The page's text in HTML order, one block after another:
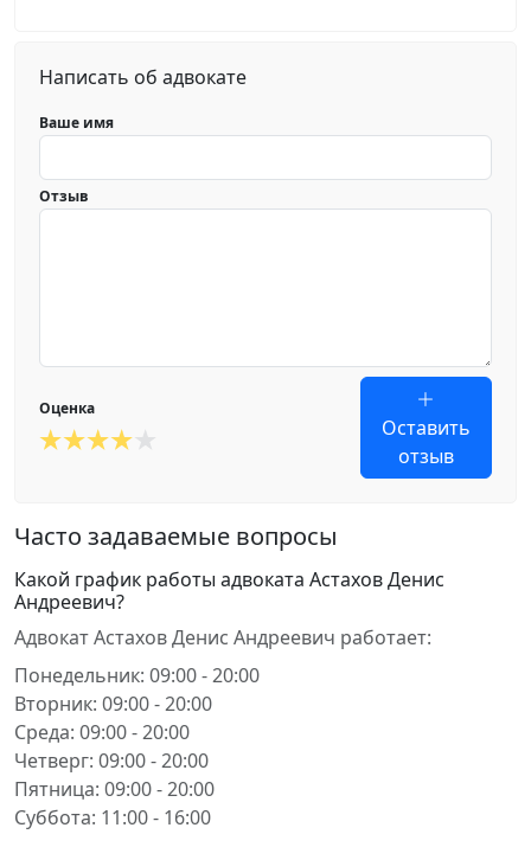
Написать об адвокате
Ваше имя
Отзыв
Оценка
Оставить
отзыв
Часто задаваемые вопросы
Какой график работы адвоката Астахов Денис
Андреевич?
Адвокат Астахов Денис Андреевич работает:
Понедельник: 09:00 - 20:00
Вторник: 09:00 - 20:00
Среда: 09:00 - 20:00
Четверг: 09:00 - 20:00
Пятница: 09:00 - 20:00
Суббота: 11:00 - 16:00